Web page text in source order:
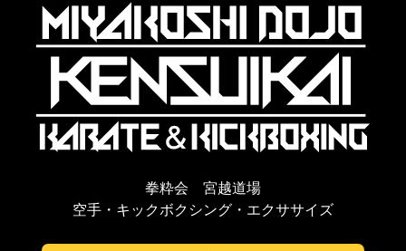
拳粋会 宮越道場
空手・キックボクシング・エクササイズ